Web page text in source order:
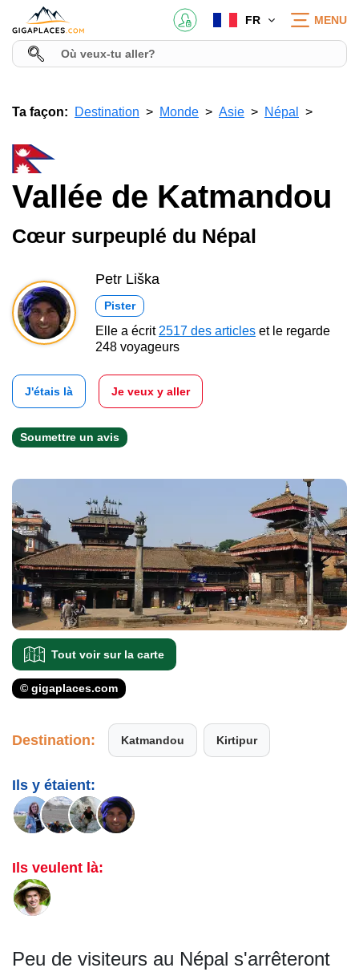
FR MENU
Ta façon: Destination Monde Asie Népal
Vallée de Katmandou
Cœur surpeuplé du Népal
Petr Liška
Pister
Elle a écrit 2517 des articles et le regarde
248 voyageurs
J'étais là Je veux y aller
Soumettre un avis
Tout voir sur la carte
© gigaplaces.com
Destination: Katmandou Kirtipur
Ils y étaient:
Ils veulent là:
Peu de visiteurs au Népal s'arrêteront